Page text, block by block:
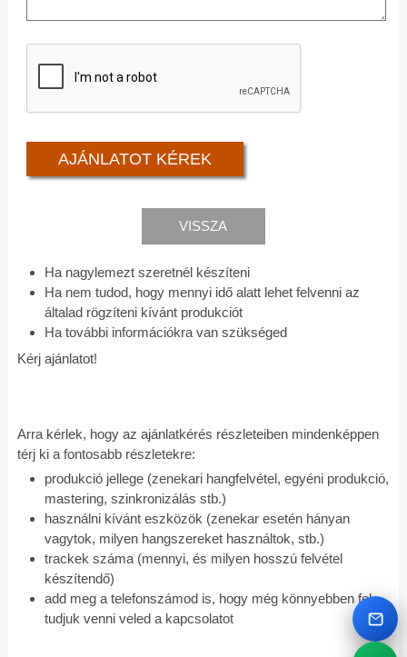
VISSZA
Ha nagylemezt szeretnél készíteni
Ha nem tudod, hogy mennyi idő alatt lehet felvenni az
általad rögzíteni kívánt produkciót
Ha további információkra van szükséged
Kérj ajánlatot!
Arra kérlek, hogy az ajánlatkérés részleteiben mindenképpen
térj ki a fontosabb részletekre:
produkció jellege (zenekari hangfelvétel, egyéni produkció,
mastering, szinkronizálás stb.)
használni kívánt eszközök (zenekar esetén hányan
vagytok, milyen hangszereket használtok, stb.)
trackek száma (mennyi, és milyen hosszú felvétel
készítendő)
add meg a telefonszámod is, hogy még könnyebben fel
tudjuk venni veled a kapcsolatot